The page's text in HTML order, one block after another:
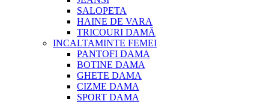
SALOPETA
HAINE DE VARA
TRICOURI DAMĂ
INCALTAMINTE FEMEI
PANTOFI DAMA
BOTINE DAMA
GHETE DAMA
CIZME DAMA
SPORT DAMA